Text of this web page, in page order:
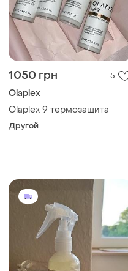
1050 грн 5
Olaplex
Olaplex 9 термозащита
Другой